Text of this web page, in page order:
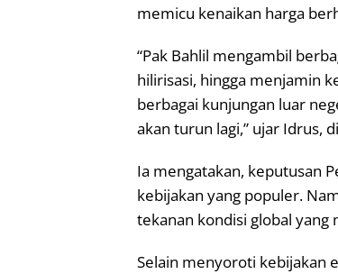
memicu kenaikan harga
“Pak Bahlil mengambil
hilirisasi, hingga menjamin
berbagai kunjungan luar
akan turun lagi,” ujar Idrus,
Ia mengatakan, keputusan
kebijakan yang populer.
tekanan kondisi global
Selain menyoroti kebijakan